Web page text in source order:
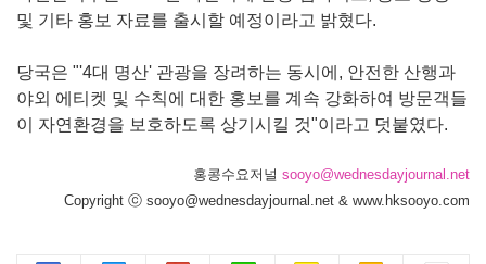
및 기타 홍보 자료를 출시할 예정이라고 밝혔다.
당국은 "'4대 명산' 관광을 장려하는 동시에, 안전한 산행과
야외 에티켓 및 수칙에 대한 홍보를 계속 강화하여 방문객들
이 자연환경을 보호하도록 상기시킬 것"이라고 덧붙였다.
홍콩수요저널 sooyo@wednesdayjournal.net
Copyright ⓒ sooyo@wednesdayjournal.net & www.hksooyo.com